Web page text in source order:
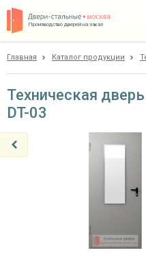
Производство дверей на заказ
Доставка
Установка
Покупателям
Главная Каталог продукции
Техническая
DT-03